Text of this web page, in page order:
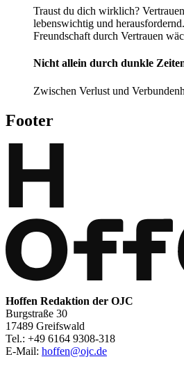
Traust du dich wirklich?
lebenswichtig und
Freundschaft durch Vertrauen
Nicht allein durch dunkle
Zwischen Verlust und
Footer
Hoffen Redaktion der OJC
Burgstraße 30
17489 Greifswald
Tel.: +49 6164 9308-318
E-Mail: hoffen@ojc.de